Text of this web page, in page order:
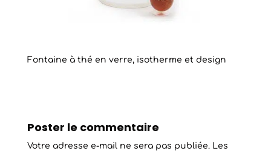
Fontaine à thé en verre, isotherme et design
Poster le commentaire
Votre adresse e-mail ne sera pas publiée. Les